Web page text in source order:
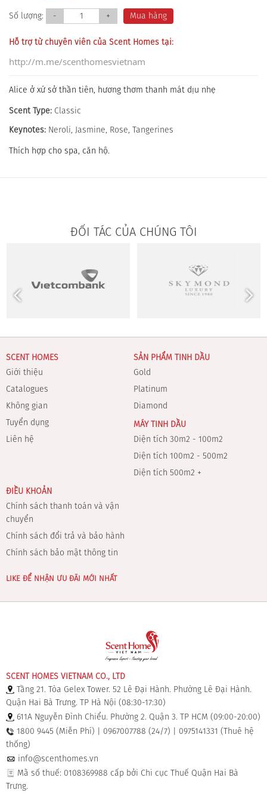
Số lượng: - + Mua hàng
Hỗ trợ từ chuyên viên của Scent Homes tại:
http://m.me/scenthomesvietnam
Alice ở xứ sở thần tiên, hương thơm thanh mát dịu nhẹ
Scent Type: Classic
Keynotes: Neroli, Jasmine, Rose, Tangerines
Thích hợp cho spa, căn hộ.
ĐỐI TÁC CỦA CHÚNG TÔI
SCENT HOMES
Giới thiệu
Catalogues
Không gian
Tuyển dụng
Liên hệ
SẢN PHẨM TINH DẦU
Gold
Platinum
Diamond
MÁY TINH DẦU
Diện tích 30m2 - 100m2
Diện tích 100m2 - 500m2
Diện tích 500m2 +
ĐIỀU KHOẢN
Chính sách thanh toán và vận
chuyển
Chính sách đổi trả và bảo hành
Chính sách bảo mật thông tin
LIKE ĐỂ NHẬN ƯU ĐÃI MỚI NHẤT
SCENT HOMES VIETNAM CO., LTD
Tầng 21. Tòa Gelex Tower. 52 Lê Đại Hành. Phường Lê Đại Hành.
Quận Hai Bà Trưng. TP Hà Nội (08:30-17:30)
611A Nguyễn Đình Chiểu. Phường 2. Quận 3. TP HCM (09:00-20:00)
1800 9445 (Miễn Phí) | 0967007788 (24/7) | 0975141331 (Thuê hệ
thống)
info@scenthomes.vn
Mã số thuế: 0108369988 cấp bởi Chi cục Thuế Quận Hai Bà
Trưng.